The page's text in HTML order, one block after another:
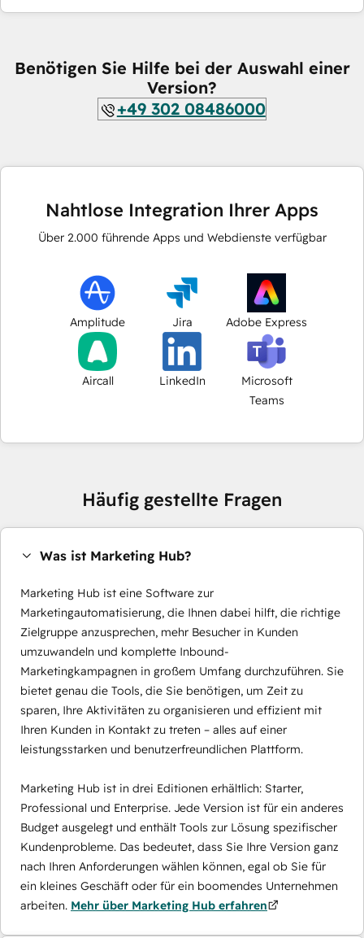
Benötigen Sie Hilfe bei der Auswahl einer
Version?
+49 302 08486000
Nahtlose Integration Ihrer Apps
Über 2.000 führende Apps und Webdienste verfügbar
Amplitude Jira Adobe Express
Aircall LinkedIn
Microsoft
Teams
Häufig gestellte Fragen
Was ist Marketing Hub?
Marketing Hub ist eine Software zur
Marketingautomatisierung, die Ihnen dabei hilft, die richtige
Zielgruppe anzusprechen, mehr Besucher in Kunden
umzuwandeln und komplette Inbound-
Marketingkampagnen in großem Umfang durchzuführen. Sie
bietet genau die Tools, die Sie benötigen, um Zeit zu
sparen, Ihre Aktivitäten zu organisieren und effizient mit
Ihren Kunden in Kontakt zu treten – alles auf einer
leistungsstarken und benutzerfreundlichen Plattform.
Marketing Hub ist in drei Editionen erhältlich: Starter,
Professional und Enterprise. Jede Version ist für ein anderes
Budget ausgelegt und enthält Tools zur Lösung spezifischer
Kundenprobleme. Das bedeutet, dass Sie Ihre Version ganz
nach Ihren Anforderungen wählen können, egal ob Sie für
ein kleines Geschäft oder für ein boomendes Unternehmen
arbeiten. Mehr über Marketing Hub erfahren